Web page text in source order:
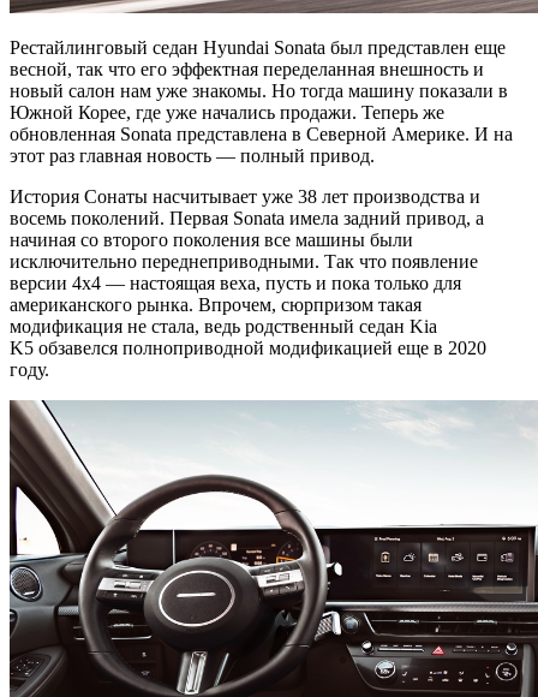
Рестайлинговый седан Hyundai Sonata был представлен еще
весной, так что его эффектная переделанная внешность и
новый салон нам уже знакомы. Но тогда машину показали в
Южной Корее, где уже начались продажи. Теперь же
обновленная Sonata представлена в Северной Америке. И на
этот раз главная новость — полный привод.
История Сонаты насчитывает уже 38 лет производства и
восемь поколений. Первая Sonata имела задний привод, а
начиная со второго поколения все машины были
исключительно переднеприводными. Так что появление
версии 4х4 — настоящая веха, пусть и пока только для
американского рынка. Впрочем, сюрпризом такая
модификация не стала, ведь родственный седан Kia
K5 обзавелся полноприводной модификацией еще в 2020
году.